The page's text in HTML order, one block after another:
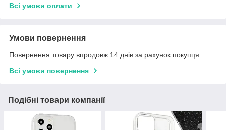
Всі умови оплати
Умови повернення
Повернення товару впродовж 14 днів за рахунок покупця
Всі умови повернення
Подібні товари компанії